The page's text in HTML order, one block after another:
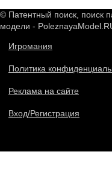
© Патентный поиск, поиск
модели -
Игромания
Политика
Реклама на сайте
Вход/Регистрация